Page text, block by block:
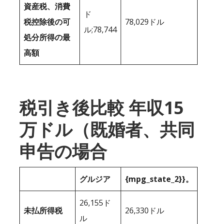
資産税、消費
税控除後の可
処分所得の最
高額
ド
ル;78,744
78,029ドル
税引き後比較 年収15
万ドル（既婚者、共同
申告の場合
グルジア {mpg_state_2}}。
未払所得税
26,155ド
ル
26,330ドル